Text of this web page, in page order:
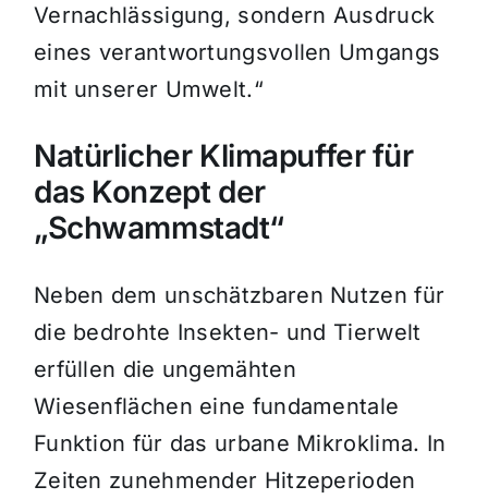
Vernachlässigung, sondern Ausdruck
eines verantwortungsvollen Umgangs
mit unserer Umwelt.“
Natürlicher Klimapuffer für
das Konzept der
„Schwammstadt“
Neben dem unschätzbaren Nutzen für
die bedrohte Insekten- und Tierwelt
erfüllen die ungemähten
Wiesenflächen eine fundamentale
Funktion für das urbane Mikroklima. In
Zeiten zunehmender Hitzeperioden